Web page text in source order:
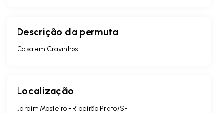
Descrição da permuta
Casa em Cravinhos
Localização
Jardim Mosteiro - Ribeirão Preto/SP